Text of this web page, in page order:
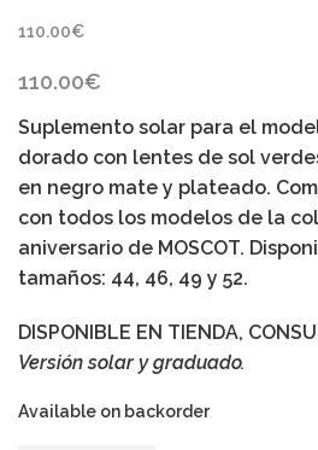
110.00€
110.00€
Suplemento solar para el
dorado con lentes de sol
en negro mate y plateado.
con todos los modelos de la
aniversario de MOSCOT.
tamaños: 44, 46, 49 y 52.
DISPONIBLE EN TIENDA,
Versión solar y graduado.
Available on backorder